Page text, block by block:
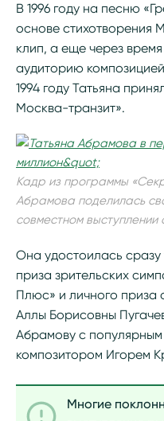
В 1996 году на песню
основе стихотворения
клип, а еще через
аудиторию
1994 году Татьяна
Москва-транзит».
Кадр из программы
Абрамова поделилась
совместном выступлении
Она удостоилась
приза зрительских
Плюс» и личного приза
Аллы Борисовны
Абрамову с
композитором Игорем
Многие